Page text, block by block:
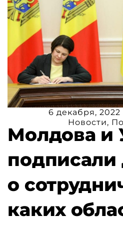
6 декабря, 2022
Новости,
Молдова и
подписали
о
каких